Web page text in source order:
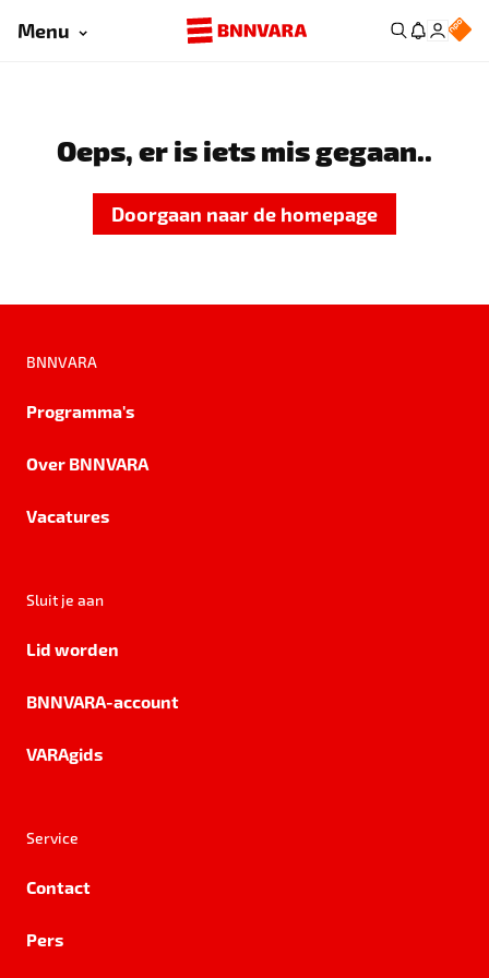
Menu
Oeps, er is iets mis gegaan..
Doorgaan naar de homepage
BNNVARA
Programma's
Over BNNVARA
Vacatures
Sluit je aan
Lid worden
BNNVARA-account
VARAgids
Service
Contact
Pers